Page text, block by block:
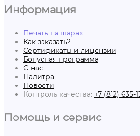
Информация
Печать на шарах
Как заказать?
Сертификаты и лицензии
Бонусная программа
О нас
Палитра
Новости
Контроль качества: +7 (812) 635-
Помощь и сервис